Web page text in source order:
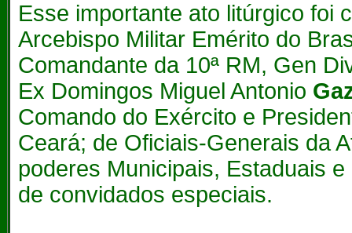
Esse importante ato litúrgico foi
Arcebispo Militar Emérito do
Comandante da 10ª RM, Gen
Ex Domingos Miguel Antonio
Comando do Exército e
Ceará; de Oficiais-Generais da
poderes Municipais, Estaduais
de convidados especiais.